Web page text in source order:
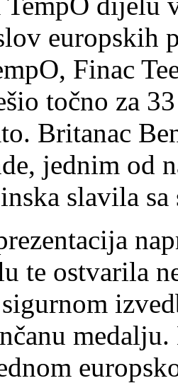
europskih
Finac
točno za
Britanac
jednim od
slavila sa
te ostvarila